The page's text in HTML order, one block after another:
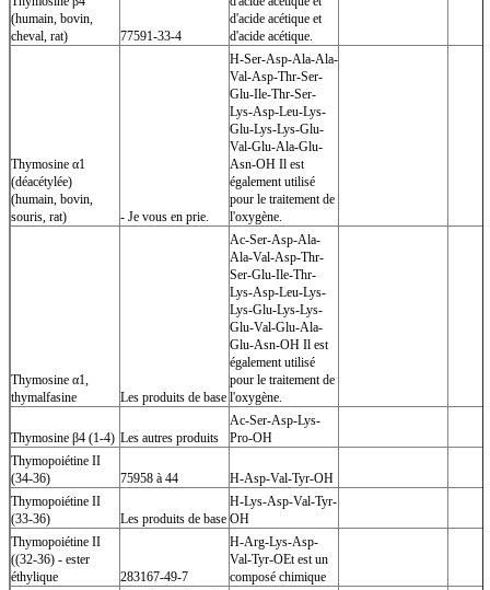
(humain, bovin,
cheval, rat)
77591-33-4
d'acide acétique et
d'acide acétique.
Thymosine α1
(déacétylée)
(humain, bovin,
souris, rat)
- Je vous en prie.
H-Ser-Asp-Ala-Ala-
Val-Asp-Thr-Ser-
Glu-Ile-Thr-Ser-
Lys-Asp-Leu-Lys-
Glu-Lys-Lys-Glu-
Val-Glu-Ala-Glu-
Asn-OH Il est
également utilisé
pour le traitement de
l'oxygène.
Thymosine α1,
thymalfasine
Les produits de base
Ac-Ser-Asp-Ala-
Ala-Val-Asp-Thr-
Ser-Glu-Ile-Thr-
Lys-Asp-Leu-Lys-
Lys-Glu-Lys-Lys-
Glu-Val-Glu-Ala-
Glu-Asn-OH Il est
également utilisé
pour le traitement de
l'oxygène.
Thymosine β4 (1-4) Les autres produits
Ac-Ser-Asp-Lys-
Pro-OH
Thymopoiétine II
(34-36)
75958 à 44
H-Asp-Val-Tyr-OH
Thymopoiétine II
(33-36)
Les produits de base
H-Lys-Asp-Val-Tyr-
OH
Thymopoiétine II
((32-36) - ester
éthylique
283167-49-7
H-Arg-Lys-Asp-
Val-Tyr-OEt est un
composé chimique